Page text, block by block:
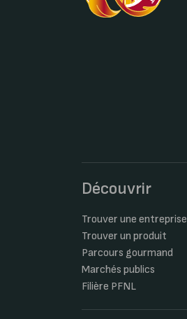
Découvrir
Trouver une entreprise
Trouver un produit
Parcours gourmand
Marchés publics
Filière PFNL